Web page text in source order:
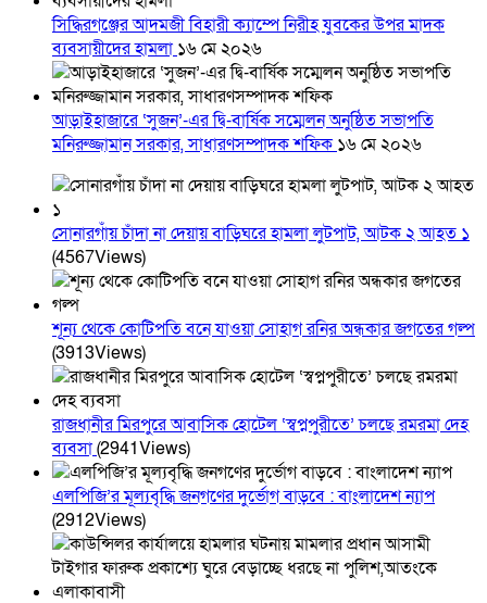
সিদ্ধিরগঞ্জের আদমজী বিহারী ক্যাম্পে নিরীহ যুবকের উপর মাদক
ব্যবসায়ীদের হামলা ১৬ মে ২০২৬
আড়াইহাজারে ‘সুজন’-এর দ্বি-বার্ষিক সম্মেলন অনুষ্ঠিত সভাপতি
মনিরুজ্জামান সরকার, সাধারণসম্পাদক শফিক ১৬ মে ২০২৬
সোনারগাঁয় চাঁদা না দেয়ায় বাড়িঘরে হামলা লুটপাট, আটক ২ আহত ১
(4567Views)
শূন্য থেকে কোটিপতি বনে যাওয়া সোহাগ রনির অন্ধকার জগতের গল্প
(3913Views)
রাজধানীর মিরপুরে আবাসিক হোটেল ‘স্বপ্নপুরীতে’ চলছে রমরমা দেহ
ব্যবসা(2941Views)
এলপিজি’র মূল্যবৃদ্ধি জনগণের দুর্ভোগ বাড়বে : বাংলাদেশ ন্যাপ
(2912Views)